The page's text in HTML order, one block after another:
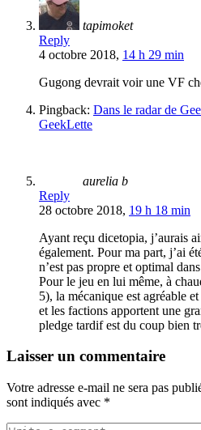
tapimoket
Reply
4 octobre 2018, 14 h 29 min
Gugong devrait voir une VF
Pingback: Dans le radar de
GeekLette
aurelia b
Reply
28 octobre 2018, 19 h 18 min
Ayant reçu dicetopia, j’aurais
également. Pour ma part, j’ai
n’est pas propre et optimal
Pour le jeu en lui même, à
5), la mécanique est agréable
et les factions apportent une
pledge tardif est du coup bien
Laisser un commentaire
Votre adresse e-mail ne sera pas
sont indiqués avec *